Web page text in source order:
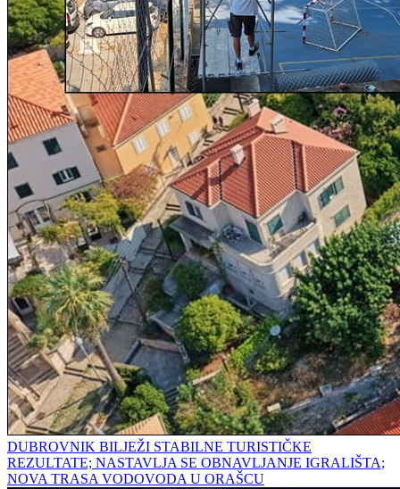
DUBROVNIK BILJEŽI STABILNE TURISTIČKE
REZULTATE; NASTAVLJA SE OBNAVLJANJE IGRALIŠTA;
NOVA TRASA VODOVODA U ORAŠCU